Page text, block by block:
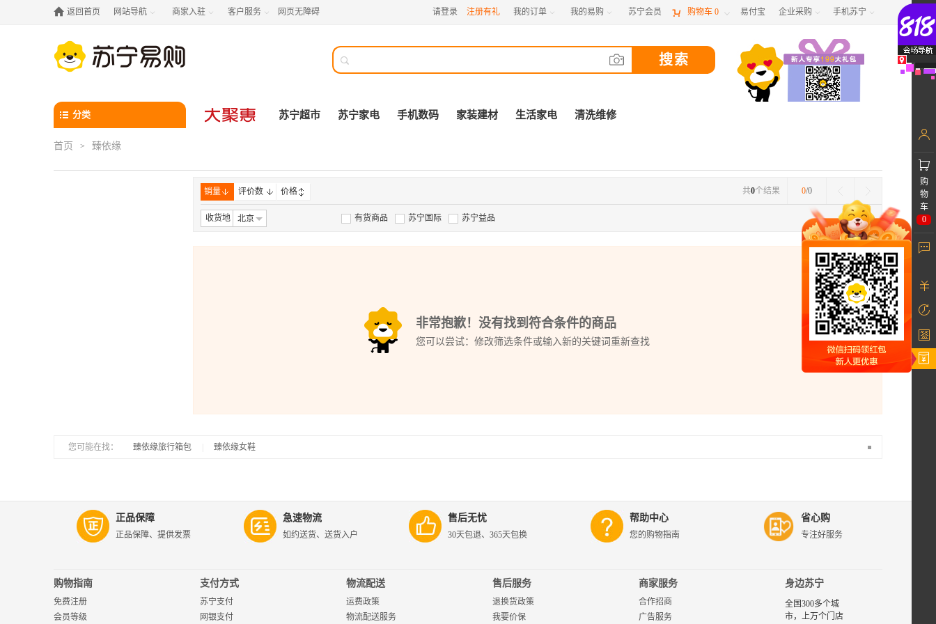
 返回首页 网站导航  商家入驻  客户服务  网页无障碍 请登录 注册有礼 我的订单  我的易购  苏宁会员  购物车 0  易付宝 企业采购  手机苏宁 

分类 苏宁超市 苏宁家电 手机数码 家装建材 生活家电 清洗维修
首页 > 臻依缘
销量 评价数 价格 0/0
共0个结果
收货地 北京 有货商品 苏宁国际 苏宁益品
非常抱歉！没有找到符合条件的商品
您可以尝试：修改筛选条件或输入新的关键词重新查找
您可能在找： 臻依缘旅行箱包 臻依缘女鞋
缘专
正品保障
正品保障、提供发票
急速物流
如约送货、送货入户
售后无忧
30天包退、365天包换
帮助中心
您的购物指南
省心购
专注好服务
购物指南
免费注册
会员等级
支付方式
苏宁支付
网银支付
物流配送
运费政策
物流配送服务
售后服务
退换货政策
我要价保
商家服务
合作招商
广告服务
身边苏宁
全国300多个城
市，上万个门店
购
物
车
0